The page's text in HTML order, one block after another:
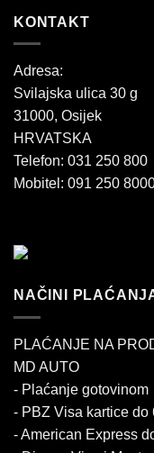
KONTAKT
Adresa:
Svilajska ulica 30 g
31000, Osijek
HRVATSKA
Telefon: 031 250 800
Mobitel: 091 250
NAČINI
PLAĆANJE NA
MD AUTO
- Plaćanje gotovinom
- PBZ Visa kartice do
- American Express